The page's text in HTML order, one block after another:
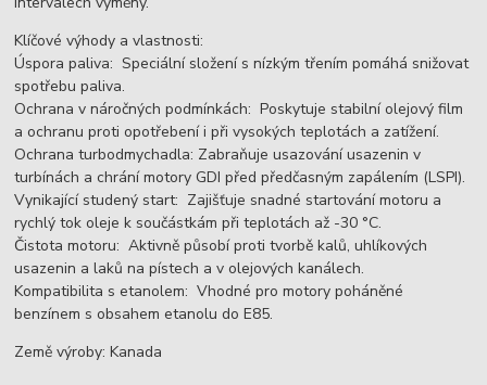
Klíčové výhody a vlastnosti:
Úspora paliva: Speciální složení s nízkým třením pomáhá snižovat
spotřebu paliva.
Ochrana v náročných podmínkách: Poskytuje stabilní olejový film
a ochranu proti opotřebení i při vysokých teplotách a zatížení.
Ochrana turbodmychadla: Zabraňuje usazování usazenin v
turbínách a chrání motory GDI před předčasným zapálením (LSPI).
Vynikající studený start: Zajišťuje snadné startování motoru a
rychlý tok oleje k součástkám při teplotách až -30 °C.
Čistota motoru: Aktivně působí proti tvorbě kalů, uhlíkových
usazenin a laků na pístech a v olejových kanálech.
Kompatibilita s etanolem: Vhodné pro motory poháněné
benzínem s obsahem etanolu do E85.
Země výroby: Kanada